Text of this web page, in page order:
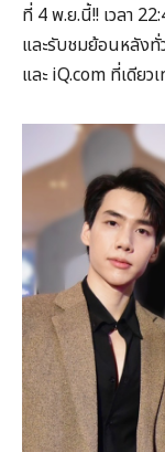
ที่ 4 พ.ย.นี้!! เวลา
และรับชมย้อนหลังทั่
และ iQ.com ที่เดียว